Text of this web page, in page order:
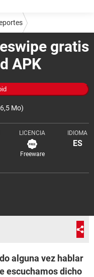
gratis
APK
Mo)
LICENCIA
Freeware
IDIOMA
ES
alguna vez hablar
escuchamos dicho